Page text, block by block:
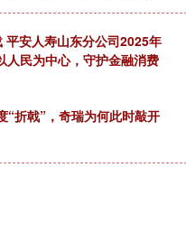
平安人寿山东分公司2025年
人民为中心，守护金融消费
“折戟”，奇瑞为何此时敲开